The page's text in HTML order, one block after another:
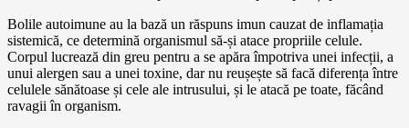
Bolile autoimune au la bază un răspuns imun cauzat de inflamația
sistemică, ce determină organismul să-și atace propriile celule.
Corpul lucrează din greu pentru a se apăra împotriva unei infecții, a
unui alergen sau a unei toxine, dar nu reușește să facă diferența între
celulele sănătoase și cele ale intrusului, și le atacă pe toate, făcând
ravagii în organism.